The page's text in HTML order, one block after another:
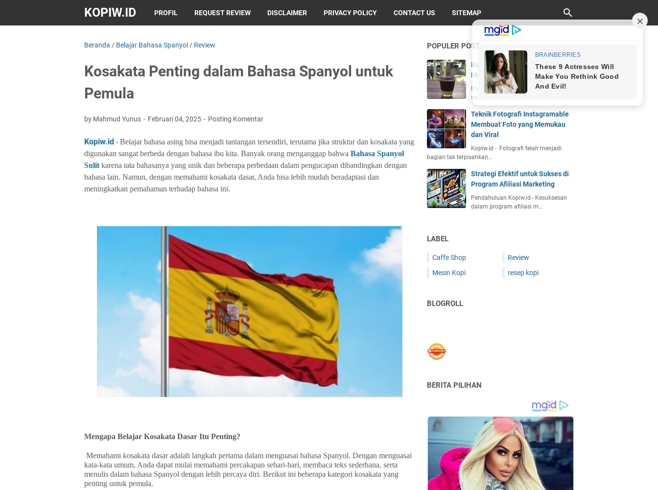
KOPIW.ID PROFIL REQUEST REVIEW DISCLAIMER PRIVACY POLICY CONTACT US SITEMAP
Beranda / Belajar Bahasa Spanyol / Review
Kosakata Penting dalam Bahasa Spanyol untuk
Pemula
by Mahmud Yunus Februari 04, 2025 Posting Komentar
Kopiw.id - Belajar bahasa asing bisa menjadi tantangan tersendiri, terutama jika struktur dan kosakata yang
digunakan sangat berbeda dengan bahasa ibu kita. Banyak orang menganggap bahwa Bahasa Spanyol
Sulit karena tata bahasanya yang unik dan beberapa perbedaan dalam pengucapan dibandingkan dengan
bahasa lain. Namun, dengan memahami kosakata dasar, Anda bisa lebih mudah beradaptasi dan
meningkatkan pemahaman terhadap bahasa ini.
Mengapa Belajar Kosakata Dasar Itu Penting?
Memahami kosakata dasar adalah langkah pertama dalam menguasai bahasa Spanyol. Dengan menguasai
kata-kata umum, Anda dapat mulai memahami percakapan sehari-hari, membaca teks sederhana, serta
menulis dalam bahasa Spanyol dengan lebih percaya diri. Berikut ini beberapa kategori kosakata yang
penting untuk pemula.
POPULER POST
Kopi Vietnam Drip: Sejarah, Cara
Membuat, dan Cita Rasa Unik
Kopiw.id - Kopi Vietnam drip adalah
salah satu kekayaan bu…
Teknik Fotografi Instagramable
Membuat Foto yang Memukau
dan Viral
Kopiw.id - Fotografi telah menjadi
bagian tak terpisahkan…
Strategi Efektif untuk Sukses di
Program Afiliasi Marketing
Pendahuluan Kopiw.id - Kesuksesan
dalam program afiliasi m…
LABEL
Caffe Shop
Mesin Kopi
Review
resep kopi
BLOGROLL
BERITA PILIHAN